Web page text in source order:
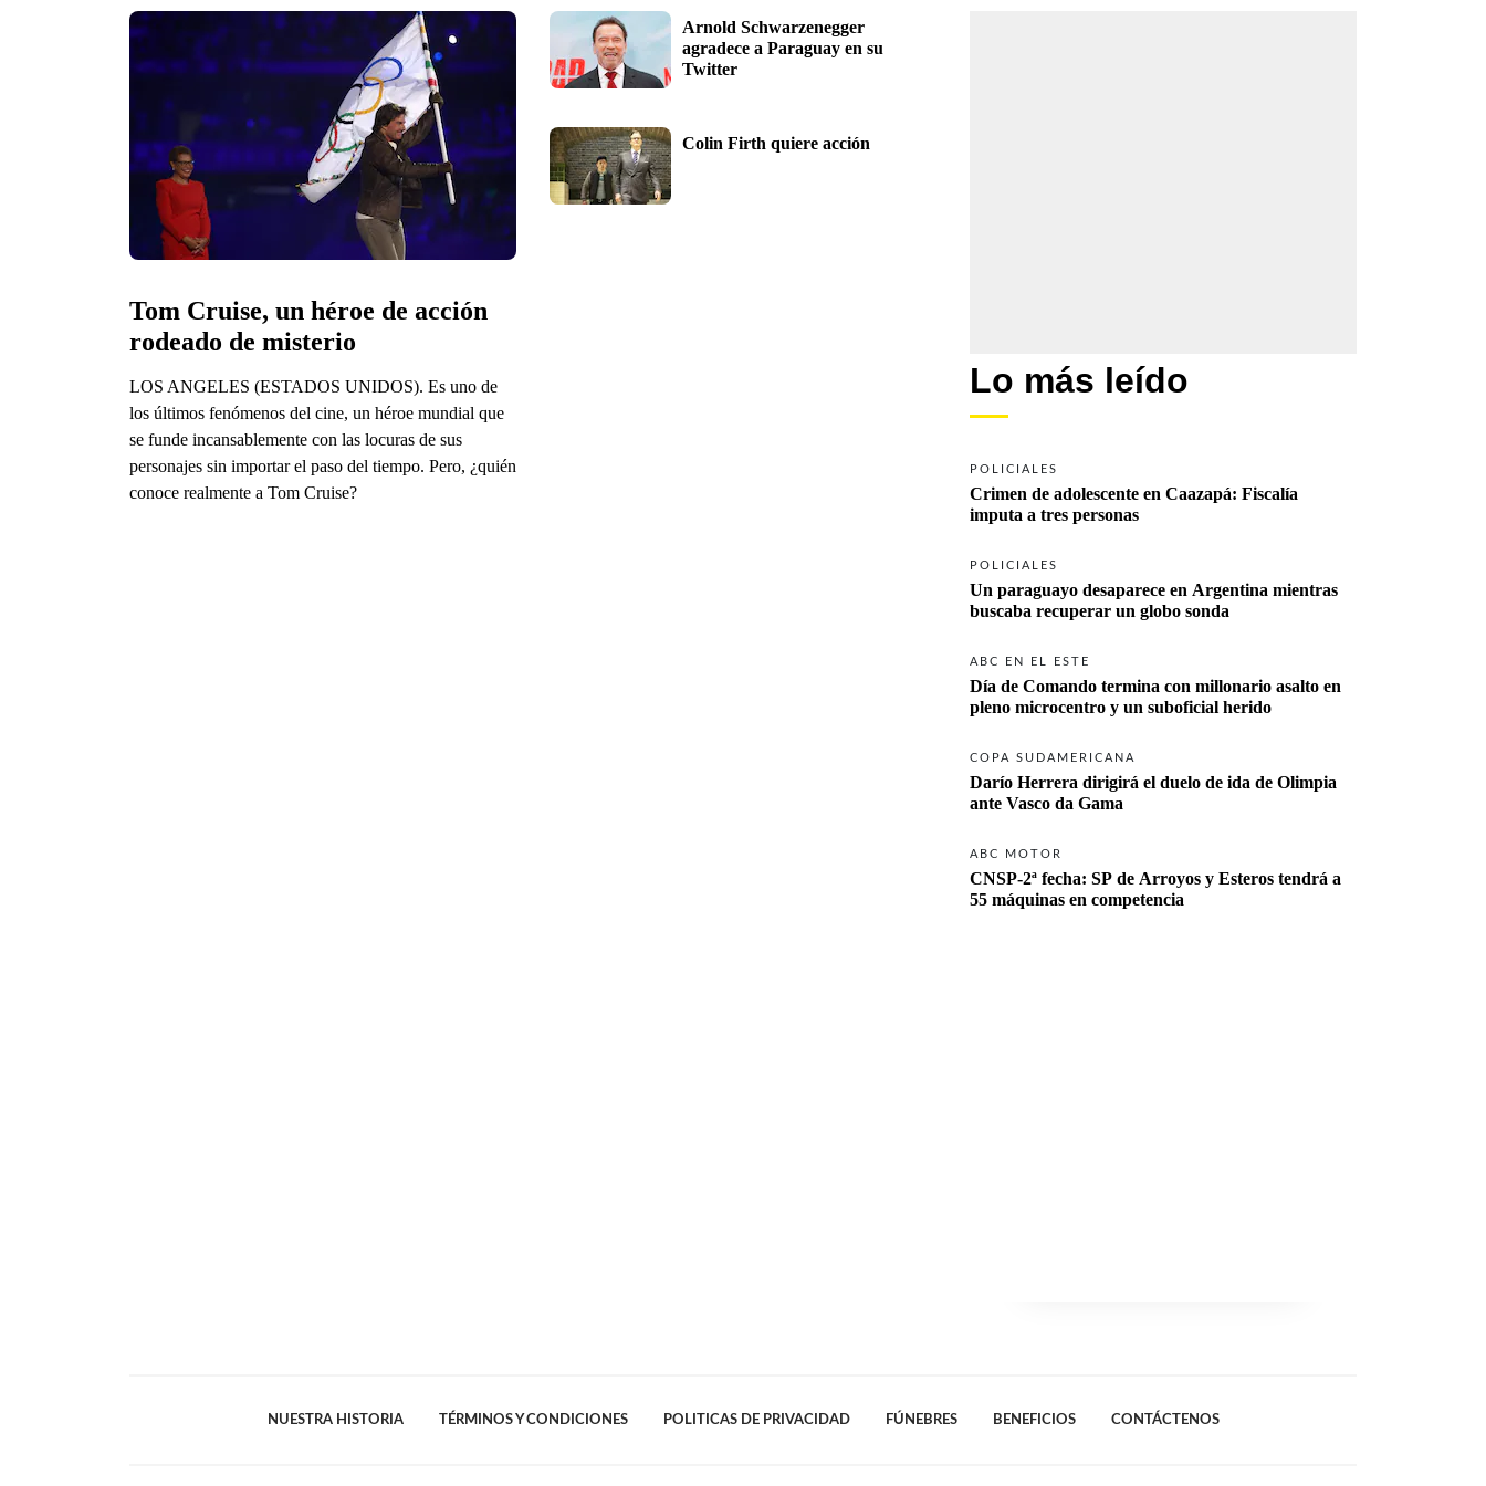
Tom Cruise, un héroe de acción
rodeado de misterio
LOS ANGELES (ESTADOS UNIDOS). Es uno de
los últimos fenómenos del cine, un héroe mundial que
se funde incansablemente con las locuras de sus
personajes sin importar el paso del tiempo. Pero, ¿quién
conoce realmente a Tom Cruise?
Arnold Schwarzenegger
agradece a Paraguay en su
Twitter
Colin Firth quiere acción
Lo más leído
POLICIALES
Crimen de adolescente en Caazapá: Fiscalía
POLICIALES
Un paraguayo desaparece en Argentina mientras
ABC EN EL ESTE
Día de Comando termina con millonario asalto en
pleno microcentro y un suboficial herido
COPA SUDAMERICANA
Darío Herrera dirigirá el duelo de ida de Olimpia
ABC MOTOR
CNSP-2ª fecha: SP de Arroyos y Esteros tendrá a
55 máquinas en competencia
NUESTRA HISTORIA TÉRMINOS Y CONDICIONES POLITICAS DE PRIVACIDAD FÚNEBRES BENEFICIOS CONTÁCTENOS